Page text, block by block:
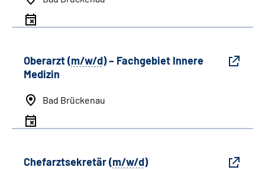
Oberarzt (m/w/d) – Fachgebiet Innere
Medizin
Bad Brückenau
Chefarztsekretär (m/w/d)